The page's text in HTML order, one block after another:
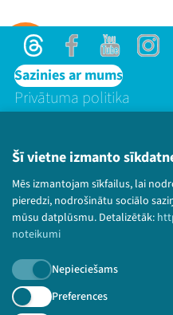
Šī vietne izmanto
Mēs izmantojam sīkfailus, lai
pieredzi, nodrošinātu sociālo
mūsu datplūsmu. Detalizētāk:
noteikumi
Nepieciešams
Preferences
ThreadsFacebook
ThreadsFacebookYoutube
Sazinies ar mums
Privātuma politika
© 2026 Sarunu festivāls
paturētas.
Piesakies
Nepalaid garām aktuālāko